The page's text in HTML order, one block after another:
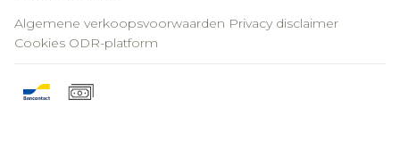
Algemene verkoopsvoorwaarden Privacy disclaimer
Cookies ODR-platform